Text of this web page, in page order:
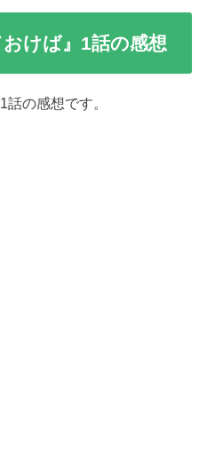
けば』1話の感想
話の感想です。